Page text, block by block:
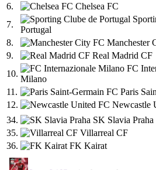
6.
Chelsea FC
7.
Portugal
8.
Manchester
9.
Real Madrid CF
10.
FC
Milano
11.
Paris
12.
Newcastle
34.
SK Slavia Praha
35.
Villarreal CF
36.
FK Kairat